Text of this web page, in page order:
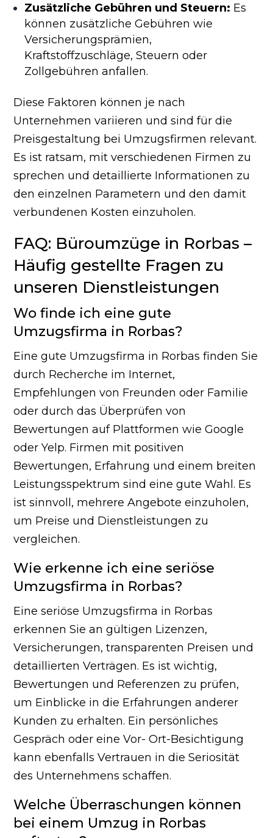
Zusätzliche Gebühren und Steuern: Es
können zusätzliche Gebühren wie
Versicherungsprämien,
Kraftstoffzuschläge, Steuern oder
Zollgebühren anfallen.
Diese Faktoren können je nach
Unternehmen variieren und sind für die
Preisgestaltung bei Umzugsfirmen relevant.
Es ist ratsam, mit verschiedenen Firmen zu
sprechen und detaillierte Informationen zu
den einzelnen Parametern und den damit
verbundenen Kosten einzuholen.
FAQ: Büroumzüge in Rorbas –
Häufig gestellte Fragen zu
unseren Dienstleistungen
Wo finde ich eine gute
Umzugsfirma in Rorbas?
Eine gute Umzugsfirma in Rorbas finden Sie
durch Recherche im Internet,
Empfehlungen von Freunden oder Familie
oder durch das Überprüfen von
Bewertungen auf Plattformen wie Google
oder Yelp. Firmen mit positiven
Bewertungen, Erfahrung und einem breiten
Leistungsspektrum sind eine gute Wahl. Es
ist sinnvoll, mehrere Angebote einzuholen,
um Preise und Dienstleistungen zu
vergleichen.
Wie erkenne ich eine seriöse
Umzugsfirma in Rorbas?
Eine seriöse Umzugsfirma in Rorbas
erkennen Sie an gültigen Lizenzen,
Versicherungen, transparenten Preisen und
detaillierten Verträgen. Es ist wichtig,
Bewertungen und Referenzen zu prüfen,
um Einblicke in die Erfahrungen anderer
Kunden zu erhalten. Ein persönliches
Gespräch oder eine Vor- Ort-Besichtigung
kann ebenfalls Vertrauen in die Seriosität
des Unternehmens schaffen.
Welche Überraschungen können
bei einem Umzug in Rorbas